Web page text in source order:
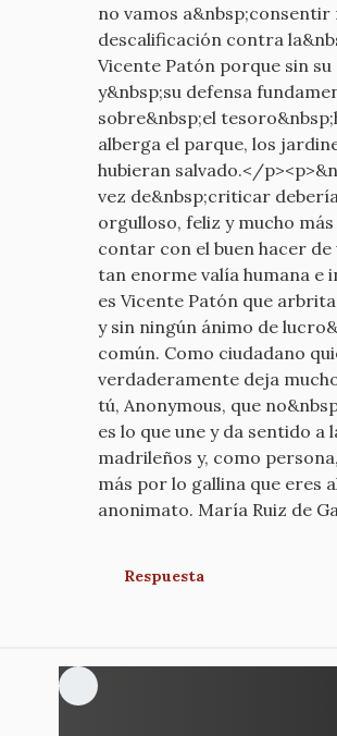
no vamos a&nbsp;consentir
descalificación contra
Vicente Patón porque sin
y&nbsp;su defensa
sobre&nbsp;el
alberga el parque, los
hubieran salvado.</
vez de&nbsp;criticar
orgulloso, feliz y mucho
contar con el buen hacer de
tan enorme valía humana e
es Vicente Patón que
y sin ningún ánimo de
común. Como ciudadano
verdaderamente deja
tú, Anonymous, que
es lo que une y da sentido a
madrileños y, como
más por lo gallina que eres
anonimato. María Ruiz de
Respuesta